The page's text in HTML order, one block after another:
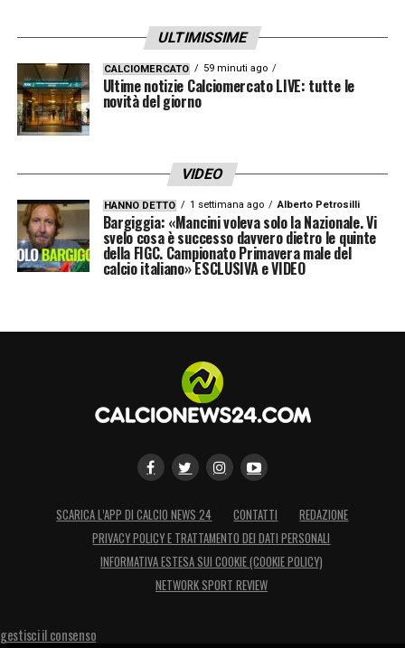
ULTIMISSIME
CALCIOMERCATO 59 minuti ago
Ultime notizie Calciomercato LIVE: tutte le
novità del giorno
VIDEO
HANNO DETTO 1 settimana ago Alberto Petrosilli
Bargiggia: «Mancini voleva solo la Nazionale. Vi
svelo cosa è successo davvero dietro le quinte
della FIGC. Campionato Primavera male del
calcio italiano» ESCLUSIVA e VIDEO
SCARICA L’APP DI CALCIO NEWS 24 CONTATTI
REDAZIONE
PRIVACY POLICY E TRATTAMENTO DEI DATI PERSONALI
INFORMATIVA ESTESA SUI COOKIE (COOKIE POLICY)
NETWORK SPORT REVIEW
gestisci il consenso